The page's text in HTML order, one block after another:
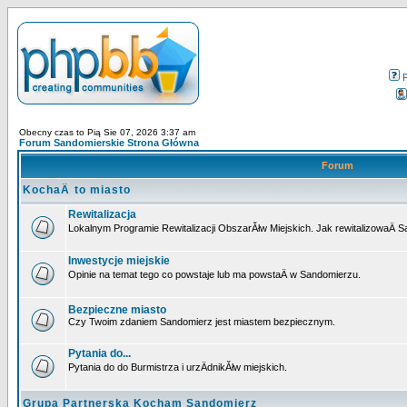
Obecny czas to Pią Sie 07, 2026 3:37 am
Forum Sandomierskie Strona Główna
Forum
KochaÄ to miasto
Rewitalizacja
Lokalnym Programie Rewitalizacji ObszarĂłw Miejskich. Jak rewitalizowaÄ
Inwestycje miejskie
Opinie na temat tego co powstaje lub ma powstaÄ w Sandomierzu.
Bezpieczne miasto
Czy Twoim zdaniem Sandomierz jest miastem bezpiecznym.
Pytania do...
Pytania do do Burmistrza i urzÄdnikĂłw miejskich.
Grupa Partnerska Kocham Sandomierz